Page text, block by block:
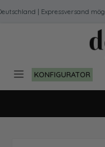
Zum Hauptinhalt springen
| Expressversand
KONFIGURATOR